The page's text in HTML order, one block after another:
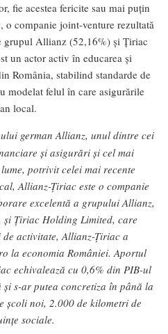
fie acestea fericite sau mai puțin
companie joint-venture rezultată
grupul Allianz (52,16%) și Țiriac
un actor activ în educarea și
România, stabilind standarde de
modelat felul în care asigurările
local.
german Allianz, unul dintre cei
și asigurări și cel mai
potrivit celei mai recente
Allianz-Țiriac este o companie
excelentă a grupului Allianz,
Țiriac Holding Limited, care
activitate, Allianz-Țiriac a
la economia României. Aportul
echivalează cu 0,6% din PIB-ul
s-ar putea concretiza în până la
școli noi, 2.000 de kilometri de
sociale.